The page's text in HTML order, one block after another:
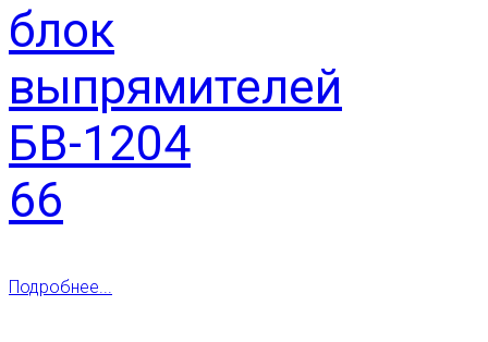
блок
выпрямителей
БВ-1204
66
Подробнее...